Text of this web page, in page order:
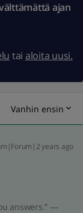
ajan
tai aloita uusi.
Vanhin ensin
years ago
answers.” ―